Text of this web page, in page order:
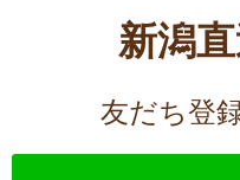
新潟
友だち登